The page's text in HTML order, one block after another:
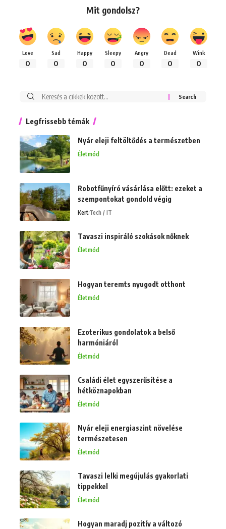
Mit gondolsz?
Love
0
Sad
0
Happy
0
Sleepy
0
Angry
0
Dead
0
Wink
0
Keresés:
Legfrissebb témák
Nyár eleji feltöltődés a természetben
Életmód
Robotfűnyíró vásárlása előtt: ezeket a
szempontokat gondold végig
KertTech / IT
Tavaszi inspiráló szokások nőknek
Életmód
Hogyan teremts nyugodt otthont
Életmód
Ezoterikus gondolatok a belső
harmóniáról
Életmód
Családi élet egyszerűsítése a
hétköznapokban
Életmód
Nyár eleji energiaszint növelése
természetesen
Életmód
Tavaszi lelki megújulás gyakorlati
tippekkel
Életmód
Hogyan maradj pozitív a változó